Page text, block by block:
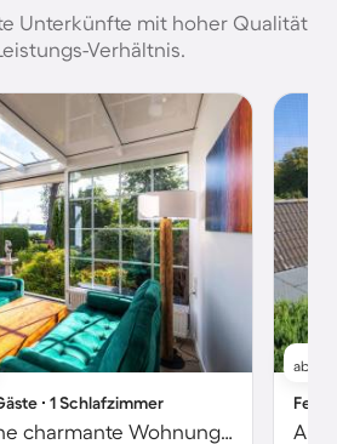
Unterkünfte mit hoher Qualität
Verhältnis.
∙ 1 Schlafzimmer
Kinderfreundliche charmante Wohnung mit Terrasse, Sauna und Grill | Seeblick | Perfekt für die Arbeit von Zuhause
ab